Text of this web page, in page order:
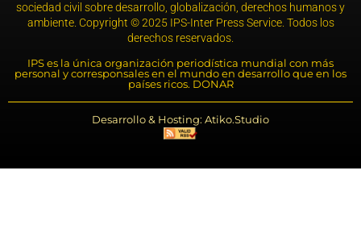
sociedad civil sobre desarrollo, globalización, derechos humanos y
ambiente. Copyright © 2025 IPS-Inter Press Service. Todos los
derechos reservados.
IPS es la única organización periodística mundial con más
personal y corresponsales en el mundo en desarrollo que en los
países ricos. DONAR
Desarrollo & Hosting: Atiko.Studio